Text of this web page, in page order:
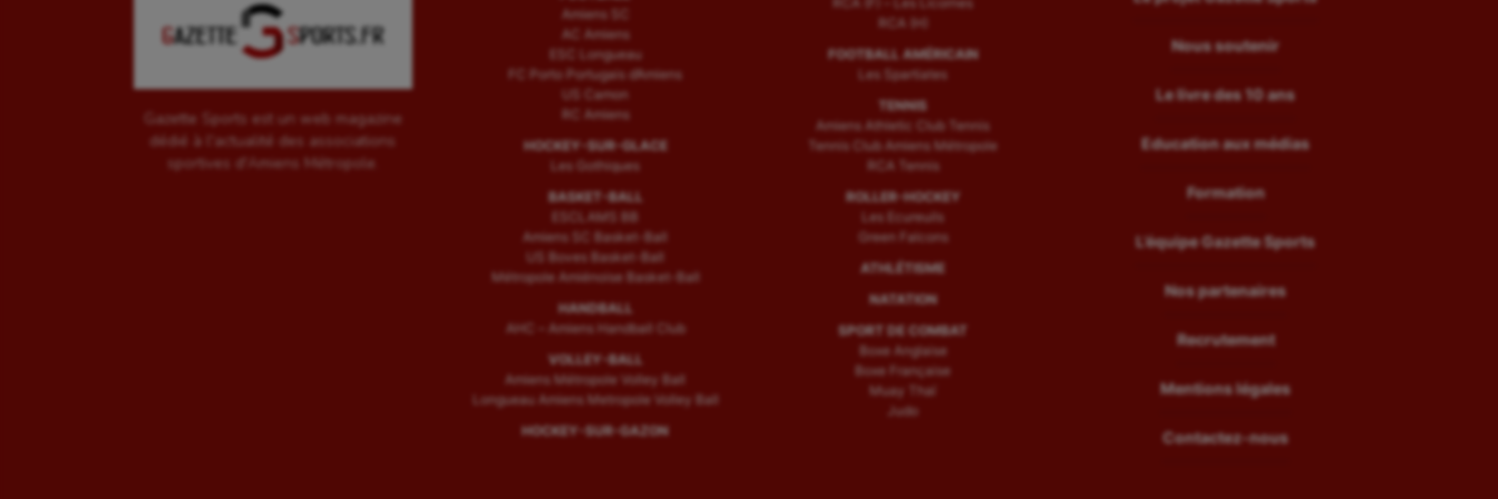
Gazette Sports est un web magazine
dédié à l'actualité des associations
sportives d'Amiens Métropole.
Amiens SC
AC Amiens
ESC Longueau
FC Porto Portugais d’Amiens
US Camon
RC Amiens
HOCKEY-SUR-GLACE
Les Gothiques
BASKET-BALL
ESCLAMS BB
Amiens SC Basket-Ball
US Boves Basket-Ball
Métropole Amiénoise Basket-Ball
HANDBALL
AHC – Amiens Handball Club
VOLLEY-BALL
Amiens Métropole Volley Ball
Longueau Amiens Metropole Volley Ball
HOCKEY-SUR-GAZON
RCA (H)
FOOTBALL AMÉRICAIN
Les Spartiates
TENNIS
Amiens Athletic Club Tennis
Tennis Club Amiens Métropole
RCA Tennis
ROLLER-HOCKEY
Les Ecureuils
Green Falcons
ATHLÉTISME
NATATION
SPORT DE COMBAT
Boxe Anglaise
Boxe Française
Muay Thaï
Judo
Nous soutenir
Le livre des 10 ans
Education aux médias
Formation
L’équipe Gazette Sports
Nos partenaires
Recrutement
Mentions légales
Contactez-nous